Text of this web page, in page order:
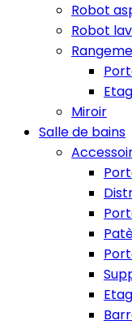
Robot
Robot
Miroir
Salle de bains